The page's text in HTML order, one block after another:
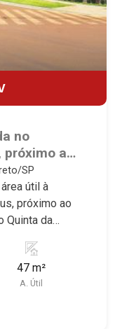
no
próximo ao
Ribeirão
SP
útil à
próximo ao
Quinta da
Martinelli
- Sala 2
47 m²
A. Útil